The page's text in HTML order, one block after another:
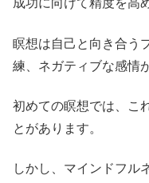
成功に向けて精度を高
瞑想は自己と向き合う
練、ネガティブな感情
初めての瞑想では、こ
とがあります。
しかし、マインドフル